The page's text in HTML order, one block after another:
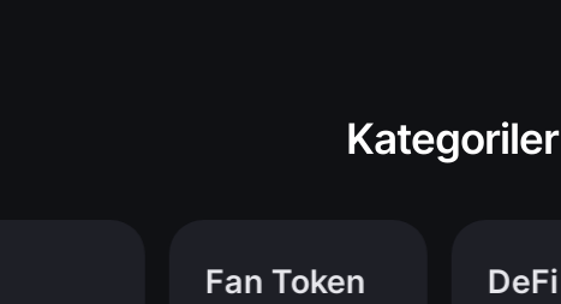
Kategoriler
Fan Token DeFi